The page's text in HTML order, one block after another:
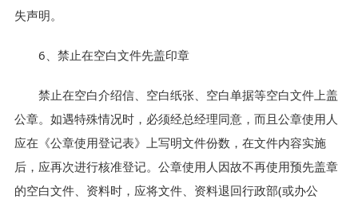
失声明。
6、禁止在空白文件先盖印章
禁止在空白介绍信、空白纸张、空白单据等空白文件上盖
公章。如遇特殊情况时，必须经总经理同意，而且公章使用人
应在《公章使用登记表》上写明文件份数，在文件内容实施
后，应再次进行核准登记。公章使用人因故不再使用预先盖章
的空白文件、资料时，应将文件、资料退回行政部(或办公